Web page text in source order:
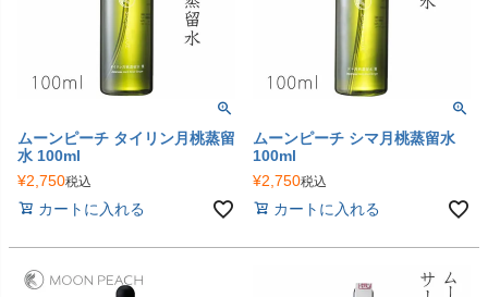
ムーンピーチ タイリン月桃蒸留
水 100ml
¥2,750税込
カートに入れる
ムーンピーチ シマ月桃蒸留水
100ml
¥2,750税込
カートに入れる